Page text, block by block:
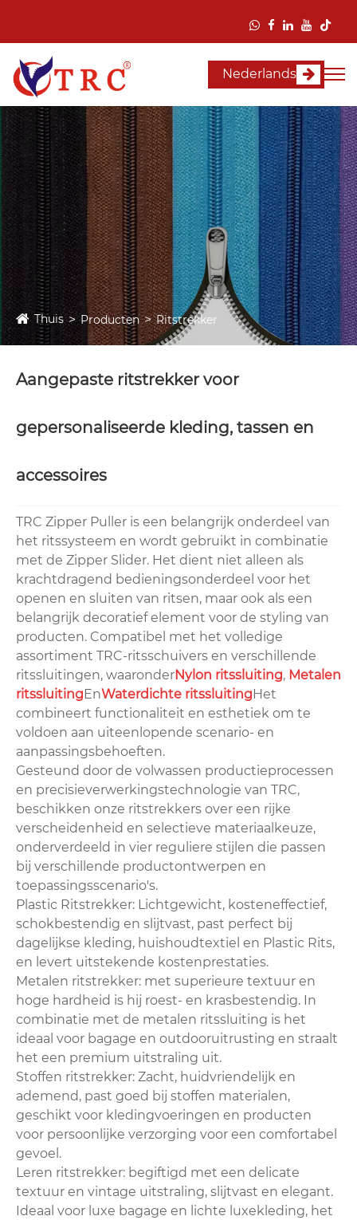
Nederlands
Thuis Producten Ritstrekker
Aangepaste ritstrekker voor
gepersonaliseerde kleding, tassen en
accessoires
TRC Zipper Puller is een belangrijk onderdeel van
het ritssysteem en wordt gebruikt in combinatie
met de Zipper Slider. Het dient niet alleen als
krachtdragend bedieningsonderdeel voor het
openen en sluiten van ritsen, maar ook als een
belangrijk decoratief element voor de styling van
producten. Compatibel met het volledige
assortiment TRC-ritsschuivers en verschillende
ritssluitingen, waaronderNylon ritssluiting, Metalen
ritssluiting EnWaterdichte ritssluiting Het
combineert functionaliteit en esthetiek om te
voldoen aan uiteenlopende scenario- en
aanpassingsbehoeften.
Gesteund door de volwassen productieprocessen
en precisieverwerkingstechnologie van TRC,
beschikken onze ritstrekkers over een rijke
verscheidenheid en selectieve materiaalkeuze,
onderverdeeld in vier reguliere stijlen die passen
bij verschillende productontwerpen en
toepassingsscenario's.
Plastic Ritstrekker: Lichtgewicht, kosteneffectief,
schokbestendig en slijtvast, past perfect bij
dagelijkse kleding, huishoudtextiel en Plastic Rits,
en levert uitstekende kostenprestaties.
Metalen ritstrekker: met superieure textuur en
hoge hardheid is hij roest- en krasbestendig. In
combinatie met de metalen ritssluiting is het
ideaal voor bagage en outdooruitrusting en straalt
het een premium uitstraling uit.
Stoffen ritstrekker: Zacht, huidvriendelijk en
ademend, past goed bij stoffen materialen,
geschikt voor kledingvoeringen en producten
voor persoonlijke verzorging voor een comfortabel
gevoel.
Leren ritstrekker: begiftigd met een delicate
textuur en vintage uitstraling, slijtvast en elegant.
Ideaal voor luxe bagage en lichte luxekleding, het